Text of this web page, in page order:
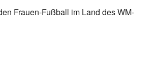
Frauen-Fußball im Land des WM-